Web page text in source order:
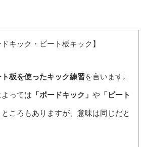
キック・ビート板キック】
ト板を使ったキック練習を言います。
っては 「ボードキック」 や 「ビート
ところもありますが、意味は同じだと